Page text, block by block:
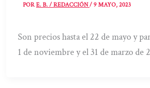
PORE. B. / REDACCIÓN/9 MAYO, 2023
Son precios hasta el 22 de mayo y
1 de noviembre y el 31 de marzo de